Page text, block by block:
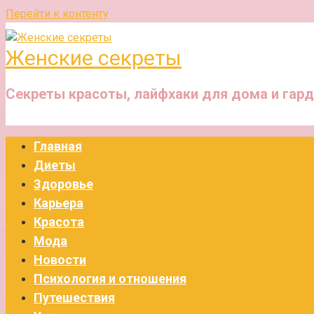
Перейти к контенту
Женские секреты
Секреты красоты, лайфхаки для дома и
Главная
Диеты
Здоровье
Карьера
Красота
Мода
Новости
Психология и отношения
Путешествия